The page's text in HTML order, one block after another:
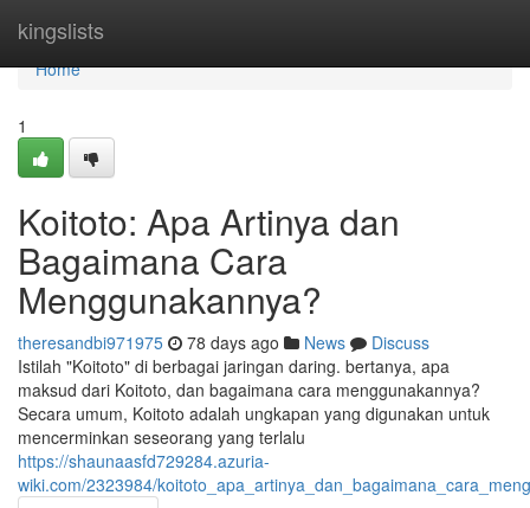
kingslists
Home
Home
1
Koitoto: Apa Artinya dan
Bagaimana Cara
Menggunakannya?
theresandbi971975 78 days ago News
Discuss
Istilah "Koitoto" di berbagai jaringan daring. bertanya, apa
maksud dari Koitoto, dan bagaimana cara menggunakannya?
Secara umum, Koitoto adalah ungkapan yang digunakan untuk
mencerminkan seseorang yang terlalu
https://shaunaasfd729284.azuria-
wiki.com/2323984/